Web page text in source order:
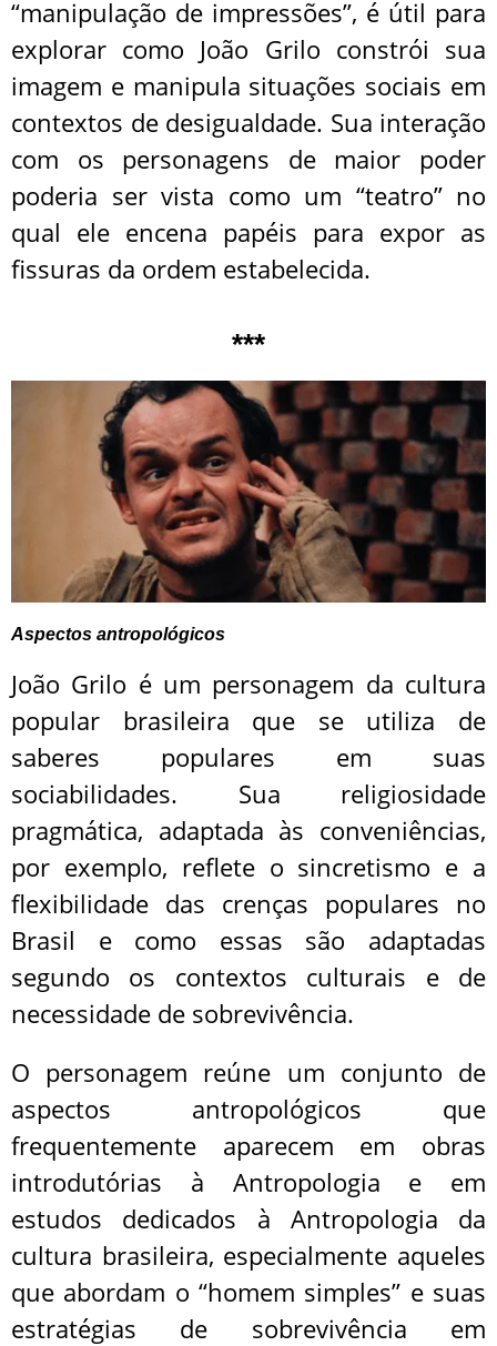
“manipulação de impressões”, é útil para
explorar como João Grilo constrói sua
imagem e manipula situações sociais em
contextos de desigualdade. Sua interação
com os personagens de maior poder
poderia ser vista como um “teatro” no
qual ele encena papéis para expor as
fissuras da ordem estabelecida.
***
Aspectos antropológicos
João Grilo é um personagem da cultura
popular brasileira que se utiliza de
saberes populares em suas
sociabilidades. Sua religiosidade
pragmática, adaptada às conveniências,
por exemplo, reflete o sincretismo e a
flexibilidade das crenças populares no
Brasil e como essas são adaptadas
segundo os contextos culturais e de
necessidade de sobrevivência.
O personagem reúne um conjunto de
aspectos antropológicos que
frequentemente aparecem em obras
introdutórias à Antropologia e em
estudos dedicados à Antropologia da
cultura brasileira, especialmente aqueles
que abordam o “homem simples” e suas
estratégias de sobrevivência em